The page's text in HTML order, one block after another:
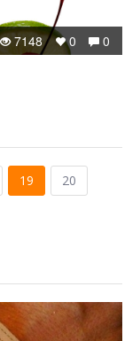
0
0
7148
19
20